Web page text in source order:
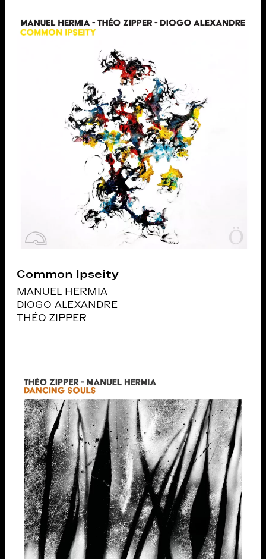
Common Ipseity
MANUEL HERMIA
DIOGO ALEXANDRE
THÉO ZIPPER